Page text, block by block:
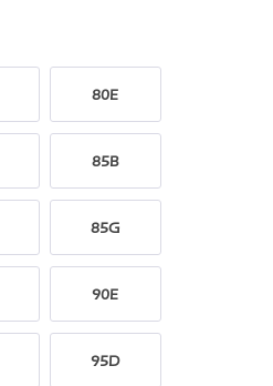
80E
85B
85G
90E
95D